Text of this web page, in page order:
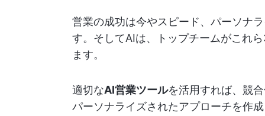
営業の成功は今やスピード、パーソナ
す。そしてAIは、トップチームがこれ
ます。
適切なAI営業ツールを活用すれば、競
パーソナライズされたアプローチを作